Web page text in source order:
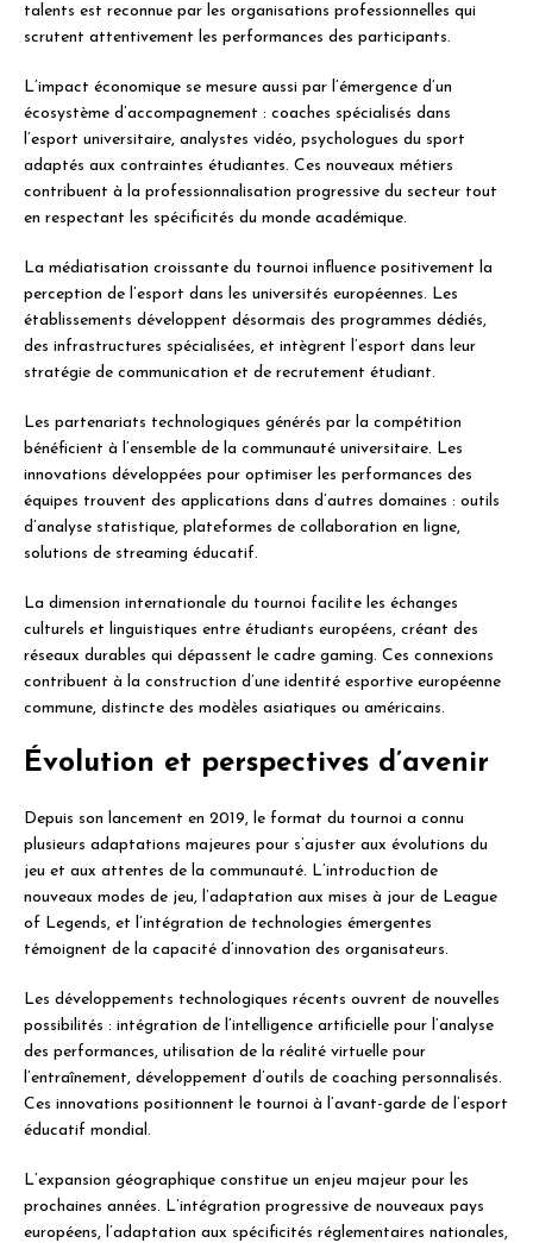
talents est reconnue par les organisations professionnelles qui
scrutent attentivement les performances des participants.
L’impact économique se mesure aussi par l’émergence d’un
écosystème d’accompagnement : coaches spécialisés dans
l’esport universitaire, analystes vidéo, psychologues du sport
adaptés aux contraintes étudiantes. Ces nouveaux métiers
contribuent à la professionnalisation progressive du secteur tout
en respectant les spécificités du monde académique.
La médiatisation croissante du tournoi influence positivement la
perception de l’esport dans les universités européennes. Les
établissements développent désormais des programmes dédiés,
des infrastructures spécialisées, et intègrent l’esport dans leur
stratégie de communication et de recrutement étudiant.
Les partenariats technologiques générés par la compétition
bénéficient à l’ensemble de la communauté universitaire. Les
innovations développées pour optimiser les performances des
équipes trouvent des applications dans d’autres domaines : outils
d’analyse statistique, plateformes de collaboration en ligne,
solutions de streaming éducatif.
La dimension internationale du tournoi facilite les échanges
culturels et linguistiques entre étudiants européens, créant des
réseaux durables qui dépassent le cadre gaming. Ces connexions
contribuent à la construction d’une identité esportive européenne
commune, distincte des modèles asiatiques ou américains.
Évolution et perspectives d’avenir
Depuis son lancement en 2019, le format du tournoi a connu
plusieurs adaptations majeures pour s’ajuster aux évolutions du
jeu et aux attentes de la communauté. L’introduction de
nouveaux modes de jeu, l’adaptation aux mises à jour de League
of Legends, et l’intégration de technologies émergentes
témoignent de la capacité d’innovation des organisateurs.
Les développements technologiques récents ouvrent de nouvelles
possibilités : intégration de l’intelligence artificielle pour l’analyse
des performances, utilisation de la réalité virtuelle pour
l’entraînement, développement d’outils de coaching personnalisés.
Ces innovations positionnent le tournoi à l’avant-garde de l’esport
éducatif mondial.
L’expansion géographique constitue un enjeu majeur pour les
prochaines années. L’intégration progressive de nouveaux pays
européens, l’adaptation aux spécificités réglementaires nationales,